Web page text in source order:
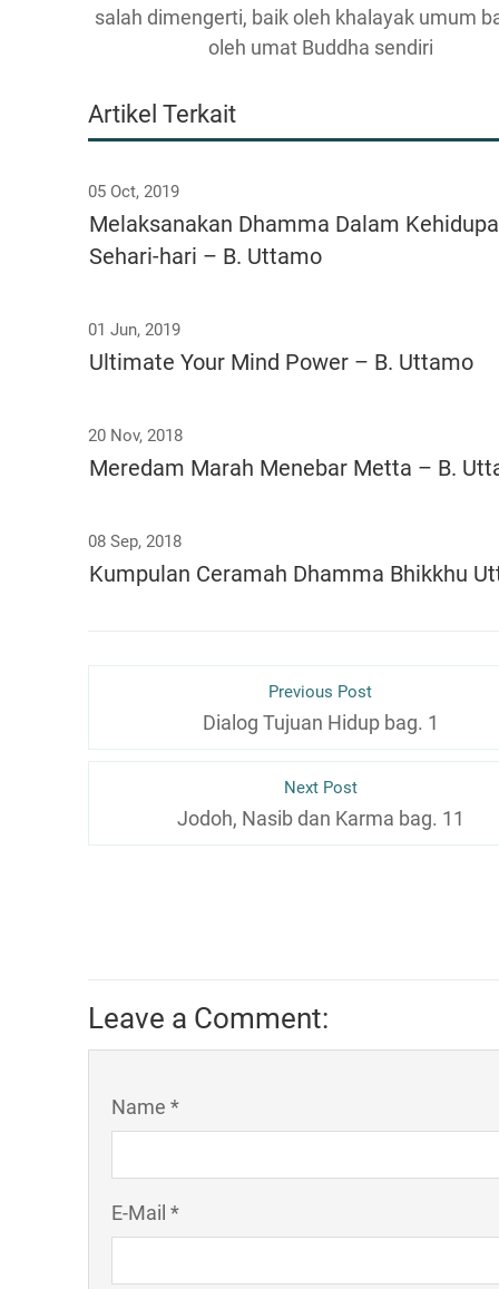
salah dimengerti, baik oleh khalayak umum
oleh umat Buddha sendiri
Artikel Terkait
05 Oct, 2019
Melaksanakan Dhamma Dalam
Sehari-hari – B. Uttamo
01 Jun, 2019
Ultimate Your Mind Power – B. Uttamo
20 Nov, 2018
Meredam Marah Menebar Metta – B.
08 Sep, 2018
Kumpulan Ceramah Dhamma Bhikkhu
Previous Post
Dialog Tujuan Hidup bag. 1
Next Post
Jodoh, Nasib dan Karma bag. 11
Leave a Comment:
Name *
E-Mail *